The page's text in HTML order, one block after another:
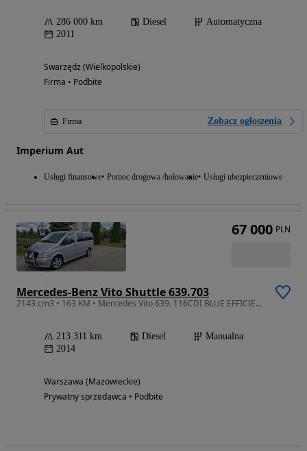
286 000 km Diesel
Automatyczna
2011
Swarzędz (Wielkopolskie)
Firma • Podbite
Firma Zobacz ogłoszenia
Imperium Aut
Usługi finansowe Pomoc drogowa /holowanie Usługi ubezpieczeniowe
Mercedes-Benz Vito Shuttle 639.703
2143 cm3 • 163 KM • Mercedes Vito 639. 116CDI BLUE EFFICIENCY SHUTTLE . wersja 9-osobowa
213 311 km Diesel
Manualna
2014
Warszawa (Mazowieckie)
Prywatny sprzedawca • Podbite
67 000 PLN